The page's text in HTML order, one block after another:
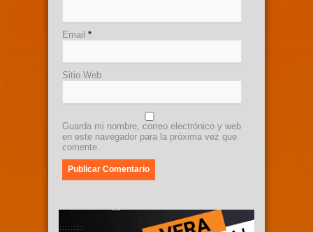
Email *
Sitio Web
Guarda mi nombre, correo electrónico y web
en este navegador para la próxima vez que
comente.